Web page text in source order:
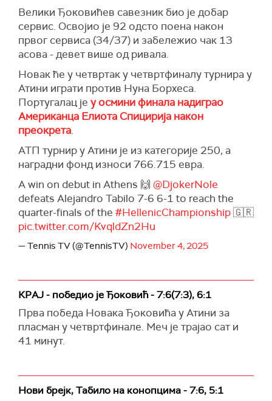
Велики Ђоковићев савезник био је добар
сервис. Освојио је 92 одсто поена након
првог сервиса (34/37) и забележио чак 13
асова - девет више од ривала.
Новак ће у четвртак у четвртфиналу турнира у
Атини играти против Нуна Борхеса.
Португалац је у осмини финала надиграо
Американца Елиота Спицирија након
преокрета.
АТП турнир у Атини је из категорије 250, а
наградни фонд износи 766.715 евра.
A win on debut in Athens 🙌 @DjokerNole
defeats Alejandro Tabilo 7-6 6-1 to reach the
quarter-finals of the #HellenicChampionship🇬🇷
pic.twitter.com/KvqldZn2Hu
— Tennis TV (@TennisTV) November 4, 2025
КРАЈ - победио је Ђоковић - 7:6(7:3), 6:1
Прва победа Новака Ђоковића у Атини за
пласман у четвртфинале. Меч је трајао сат и
41 минут.
Нови брејк, Табило на конопцима - 7:6, 5:1